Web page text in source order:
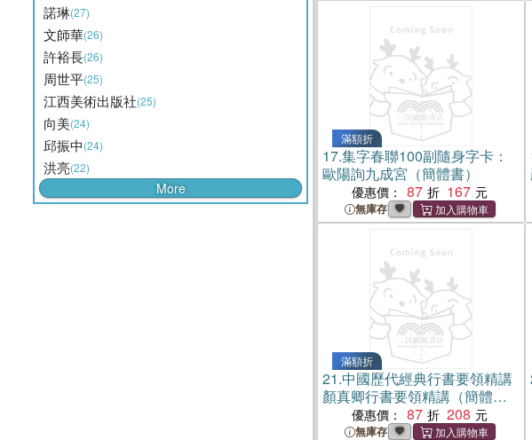
諾琳(27)
文師華(26)
許裕長(26)
周世平(25)
江西美術出版社(25)
向美(24)
邱振中(24)
洪亮(22)
More
滿額折
17.集字春聯100副隨身字卡：
歐陽詢九成宮（簡體書）
優惠價： 87 167
無庫存
滿額折
21.中國歷代經典行書要領精講
顏真卿行書要領精講（簡體
優惠價： 87 208
無庫存